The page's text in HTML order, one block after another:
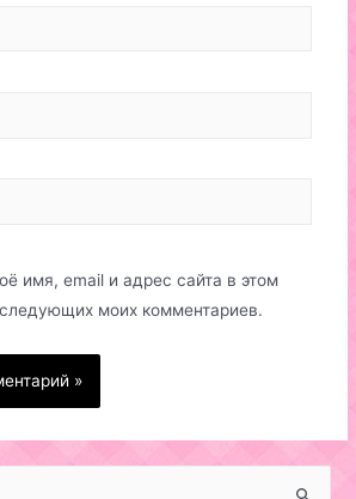
имя, email и адрес сайта в этом
моих комментариев.